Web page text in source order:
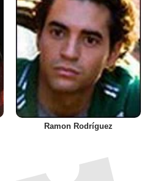
Ramon Rodríguez